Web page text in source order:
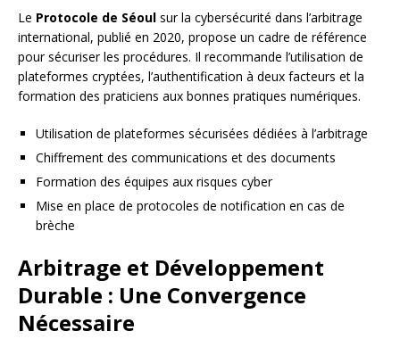
Le Protocole de Séoul sur la cybersécurité dans l’arbitrage
international, publié en 2020, propose un cadre de référence
pour sécuriser les procédures. Il recommande l’utilisation de
plateformes cryptées, l’authentification à deux facteurs et la
formation des praticiens aux bonnes pratiques numériques.
Utilisation de plateformes sécurisées dédiées à l’arbitrage
Chiffrement des communications et des documents
Formation des équipes aux risques cyber
Mise en place de protocoles de notification en cas de
brèche
Arbitrage et Développement
Durable : Une Convergence
Nécessaire